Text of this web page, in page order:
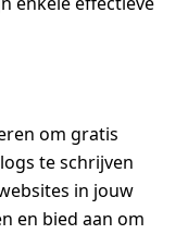
om gratis
te schrijven
in jouw
en bied aan om